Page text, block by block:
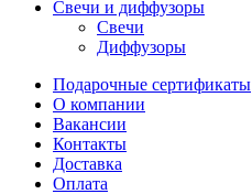
Свечи и диффузоры
Свечи
Диффузоры
Подарочные сертификаты
О компании
Вакансии
Контакты
Доставка
Оплата